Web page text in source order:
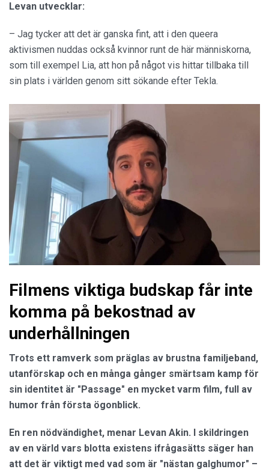
Levan utvecklar:
– Jag tycker att det är ganska fint, att i den queera
aktivismen nuddas också kvinnor runt de här människorna,
som till exempel Lia, att hon på något vis hittar tillbaka till
sin plats i världen genom sitt sökande efter Tekla.
Filmens viktiga budskap får inte
komma på bekostnad av
underhållningen
Trots ett ramverk som präglas av brustna familjeband,
utanförskap och en många gånger smärtsam kamp för
sin identitet är "Passage" en mycket varm film, full av
humor från första ögonblick.
En ren nödvändighet, menar Levan Akin. I skildringen
av en värld vars blotta existens ifrågasätts säger han
att det är viktigt med vad som är "nästan galghumor" –